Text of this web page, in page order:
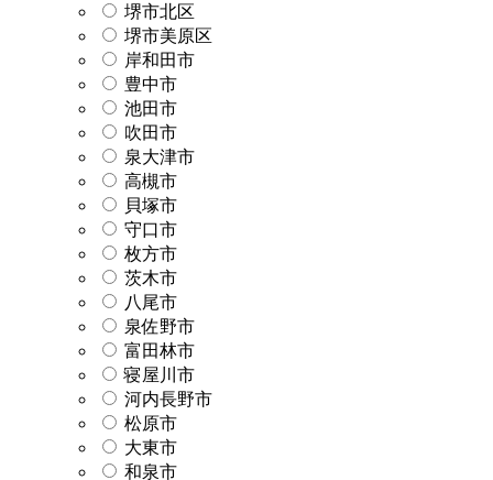
堺市北区
堺市美原区
岸和田市
豊中市
池田市
吹田市
泉大津市
高槻市
貝塚市
守口市
枚方市
茨木市
八尾市
泉佐野市
富田林市
寝屋川市
河内長野市
松原市
大東市
和泉市